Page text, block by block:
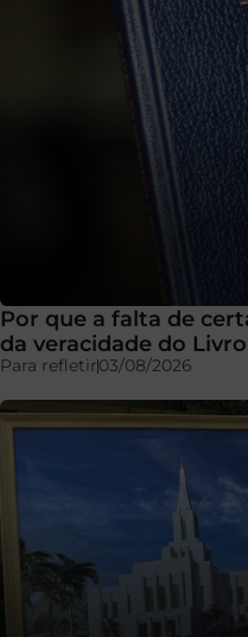
Por que a falta de
da veracidade do
Para refletir03/08/2026